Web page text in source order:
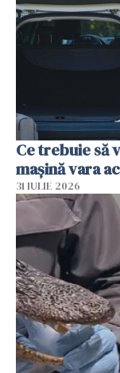
Ce trebuie să
mașină vara
31 IULIE 2026